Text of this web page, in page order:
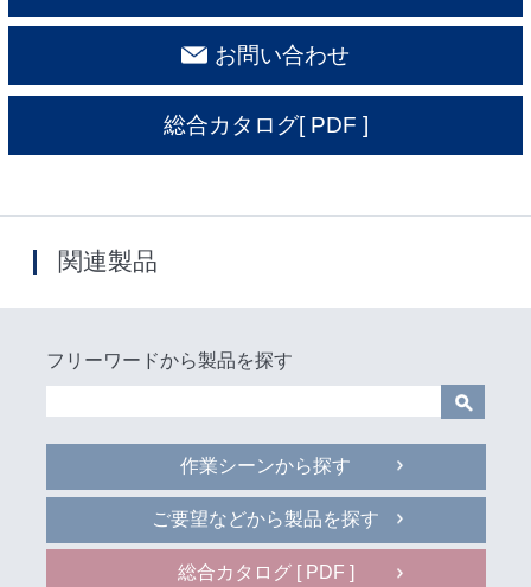
お問い合わせ
総合カタログ[ PDF ]
関連製品
フリーワードから製品を探す
作業シーンから探す
ご要望などから製品を探す
総合カタログ [ PDF ]